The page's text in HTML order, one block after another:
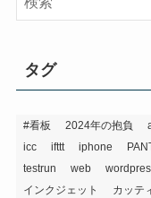
タグ
#看板 2024年の抱負
icc
ifttt iphone
testrun
web
インクジェット
カッテ